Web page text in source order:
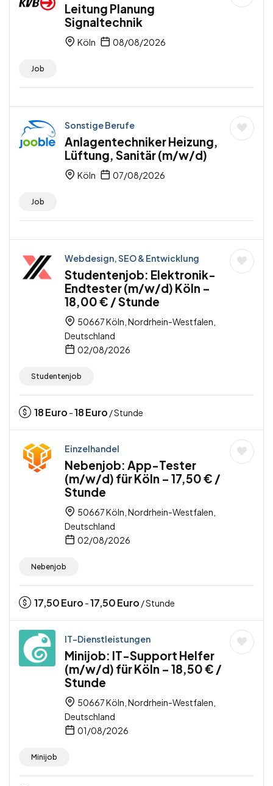
Leitung Planung
Signaltechnik
Köln 08/08/2026
Job
Sonstige Berufe
Anlagentechniker Heizung,
Lüftung, Sanitär (m/w/d)
Köln 07/08/2026
Job
Webdesign, SEO & Entwicklung
Studentenjob: Elektronik-
Endtester (m/w/d) Köln –
18,00 € / Stunde
50667 Köln, Nordrhein-Westfalen,
Deutschland
02/08/2026
Studentenjob
18Euro -18Euro / Stunde
Einzelhandel
Nebenjob: App-Tester
(m/w/d) für Köln – 17,50 € /
Stunde
50667 Köln, Nordrhein-Westfalen,
Deutschland
02/08/2026
Nebenjob
17,50Euro -17,50Euro / Stunde
IT-Dienstleistungen
Minijob: IT-Support Helfer
(m/w/d) für Köln – 18,50 € /
Stunde
50667 Köln, Nordrhein-Westfalen,
Deutschland
01/08/2026
Minijob